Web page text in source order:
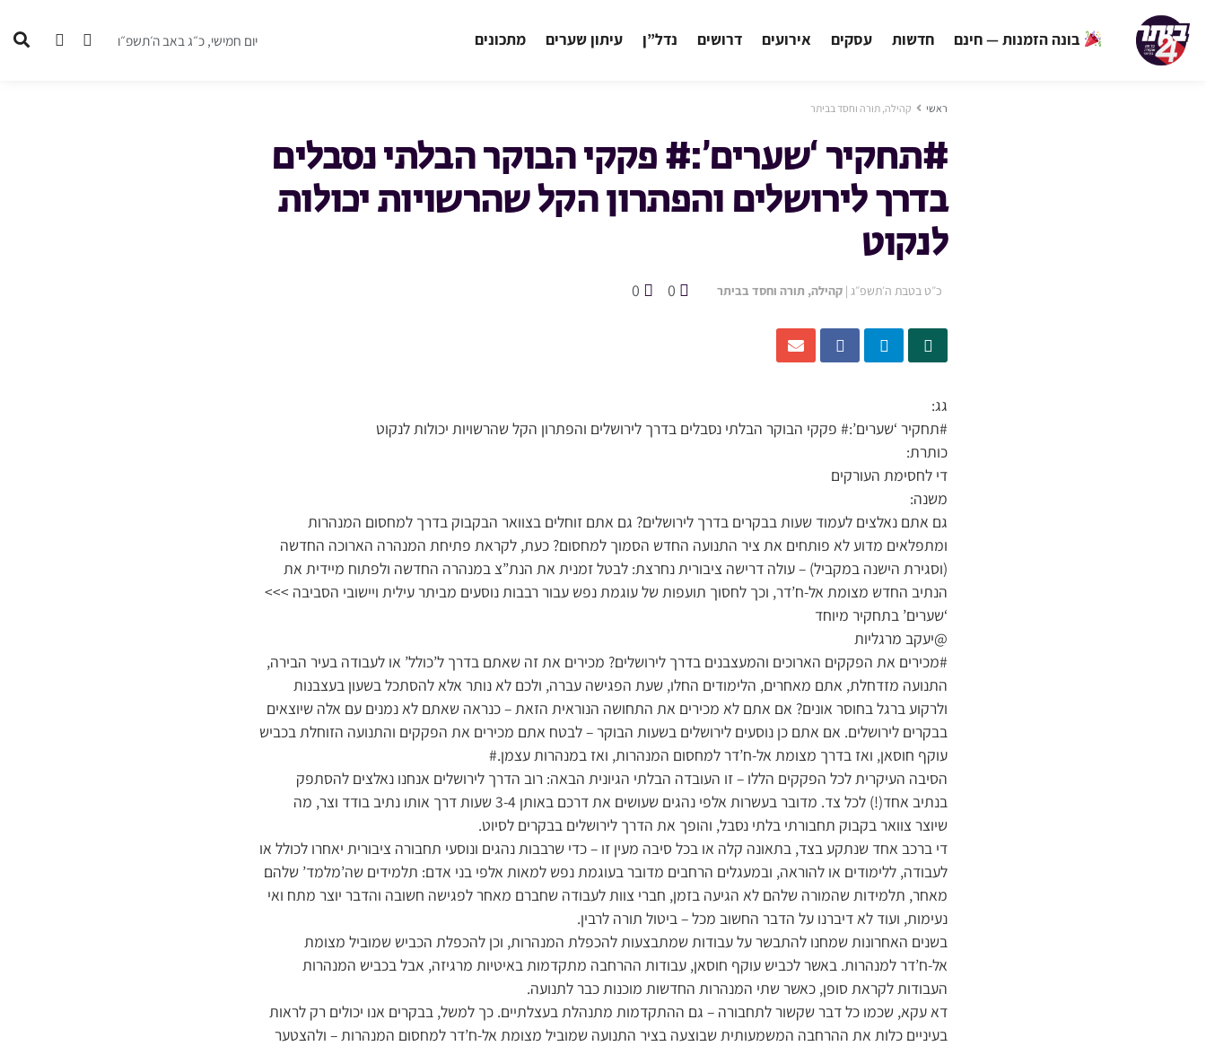
בונה הזמנות — חינם חדשות עסקים אירועים דרושים נדל”ן עיתון שערים מתכונים יום חמישי, כ״ג באב ה׳תשפ״ו
ראשי קהילה, תורה וחסד בביתר
#תחקיר ‘שערים’:# פקקי הבוקר הבלתי נסבלים
בדרך לירושלים והפתרון הקל שהרשויות יכולות
לנקוט
כ״ט בטבת ה׳תשפ״ג | קהילה, תורה וחסד בביתר 0
0
גג:
#תחקיר ‘שערים’:# פקקי הבוקר הבלתי נסבלים בדרך לירושלים והפתרון הקל שהרשויות יכולות לנקוט
כותרת:
די לחסימת העורקים
משנה:
גם אתם נאלצים לעמוד שעות בבקרים בדרך לירושלים? גם אתם זוחלים בצוואר הבקבוק בדרך למחסום המנהרות
ומתפלאים מדוע לא פותחים את ציר התנועה החדש הסמוך למחסום? כעת, לקראת פתיחת המנהרה הארוכה החדשה
(וסגירת הישנה במקביל) – עולה דרישה ציבורית נחרצת: לבטל זמנית את הנת”צ במנהרה החדשה ולפתוח מיידית את
הנתיב החדש מצומת אל-ח’דר, וכך לחסוך תועפות של עוגמת נפש עבור רבבות נוסעים מביתר עילית ויישובי הסביבה >>>
‘שערים’ בתחקיר מיוחד
@יעקב מרגליות
#מכירים את הפקקים הארוכים והמעצבנים בדרך לירושלים? מכירים את זה שאתם בדרך ל’כולל’ או לעבודה בעיר הבירה,
התנועה מזדחלת, אתם מאחרים, הלימודים החלו, שעת הפגישה עברה, ולכם לא נותר אלא להסתכל בשעון בעצבנות
ולרקוע ברגל בחוסר אונים? אם אתם לא מכירים את התחושה הנוראית הזאת – כנראה שאתם לא נמנים עם אלה שיוצאים
בבקרים לירושלים. אם אתם כן נוסעים לירושלים בשעות הבוקר – לבטח אתם מכירים את הפקקים והתנועה הזוחלת בכביש
עוקף חוסאן, ואז בדרך מצומת אל-ח’דר למחסום המנהרות, ואז במנהרות עצמן.#
הסיבה העיקרית לכל הפקקים הללו – זו העובדה הבלתי הגיונית הבאה: רוב הדרך לירושלים אנחנו נאלצים להסתפק
בנתיב אחד(!) לכל צד. מדובר בעשרות אלפי נהגים שעושים את דרכם באותן 3-4 שעות דרך אותו נתיב בודד וצר, מה
שיוצר צוואר בקבוק תחבורתי בלתי נסבל, והופך את הדרך לירושלים בבקרים לסיוט.
די ברכב אחד שנתקע בצד, בתאונה קלה או בכל סיבה מעין זו – כדי שרבבות נהגים ונוסעי תחבורה ציבורית יאחרו לכולל או
לעבודה, ללימודים או להוראה, ובמעגלים הרחבים מדובר בעוגמת נפש למאות אלפי בני אדם: תלמידים שה’מלמד’ שלהם
מאחר, תלמידות שהמורה שלהם לא הגיעה בזמן, חברי צוות לעבודה שחברם מאחר לפגישה חשובה והדבר יוצר מתח ואי
נעימות, ועוד לא דיברנו על הדבר החשוב מכל – ביטול תורה לרבין.
בשנים האחרונות שמחנו להתבשר על עבודות שמתבצעות להכפלת המנהרות, וכן להכפלת הכביש שמוביל מצומת
אל-ח’דר למנהרות. באשר לכביש עוקף חוסאן, עבודות ההרחבה מתקדמות באיטיות מרגיזה, אבל בכביש המנהרות
העבודות לקראת סופן, כאשר שתי המנהרות החדשות מוכנות כבר לתנועה.
דא עקא, שכמו כל דבר שקשור לתחבורה – גם ההתקדמות מתנהלת בעצלתיים. כך למשל, בבקרים אנו יכולים רק לראות
בעיניים כלות את ההרחבה המשמעותית שבוצעה בציר התנועה שמוביל מצומת אל-ח’דר למחסום המנהרות – ולהצטער